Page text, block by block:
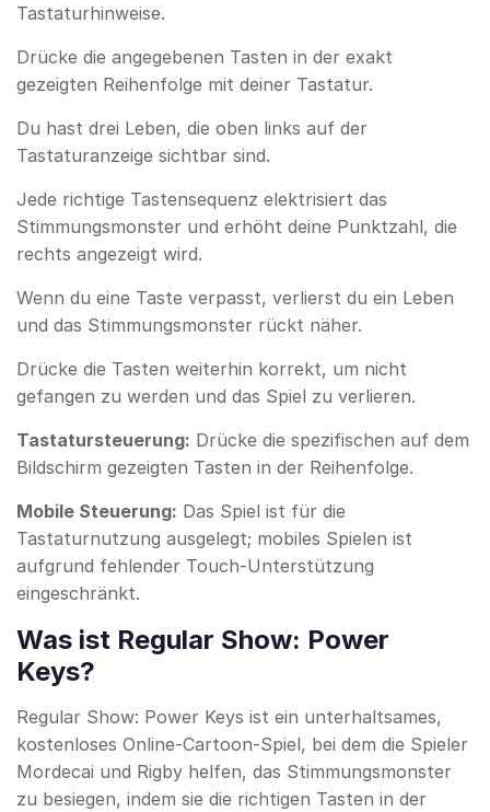
Tastaturhinweise.
Drücke die angegebenen Tasten in der exakt
gezeigten Reihenfolge mit deiner Tastatur.
Du hast drei Leben, die oben links auf der
Tastaturanzeige sichtbar sind.
Jede richtige Tastensequenz elektrisiert das
Stimmungsmons­ter und erhöht deine Punktzahl, die
rechts angezeigt wird.
Wenn du eine Taste verpasst, verlierst du ein Leben
und das Stimmungsmons­ter rückt näher.
Drücke die Tasten weiterhin korrekt, um nicht
gefangen zu werden und das Spiel zu verlieren.
Tastatursteuerung: Drücke die spezifischen auf dem
Bildschirm gezeigten Tasten in der Reihenfolge.
Mobile Steuerung: Das Spiel ist für die
Tastaturnutzung ausgelegt; mobiles Spielen ist
aufgrund fehlender Touch-Unterstützung
eingeschränkt.
Was ist Regular Show: Power
Keys?
Regular Show: Power Keys ist ein unterhaltsames,
kostenloses Online-Cartoon-Spiel, bei dem die Spieler
Mordecai und Rigby helfen, das Stimmungsmons­ter
zu besiegen, indem sie die richtigen Tasten in der